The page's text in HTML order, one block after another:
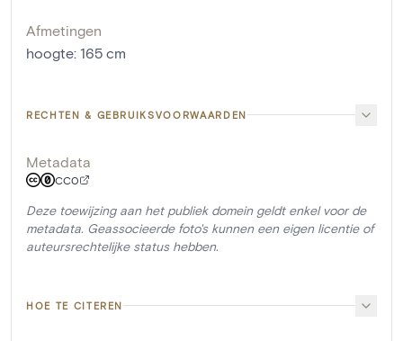
Afmetingen
hoogte: 165 cm
RECHTEN & GEBRUIKSVOORWAARDEN
Metadata
CC0
Deze toewijzing aan het publiek domein geldt enkel voor de
metadata. Geassocieerde foto's kunnen een eigen licentie of
auteursrechtelijke status hebben.
HOE TE CITEREN